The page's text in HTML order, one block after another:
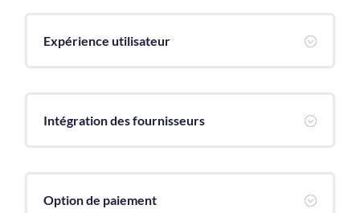
;
Expérience utilisateur
;
Intégration des fournisseurs
;
Option de paiement